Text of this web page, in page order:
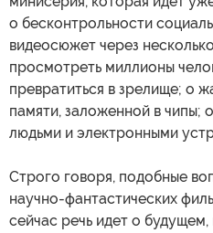
о бесконтрольности
видеосюжет через
просмотреть миллионы
превратиться в зрелище; о
памяти, заложенной в чипы;
людьми и электронными
Строго говоря, подобные
научно-фантастических
сейчас речь идет о